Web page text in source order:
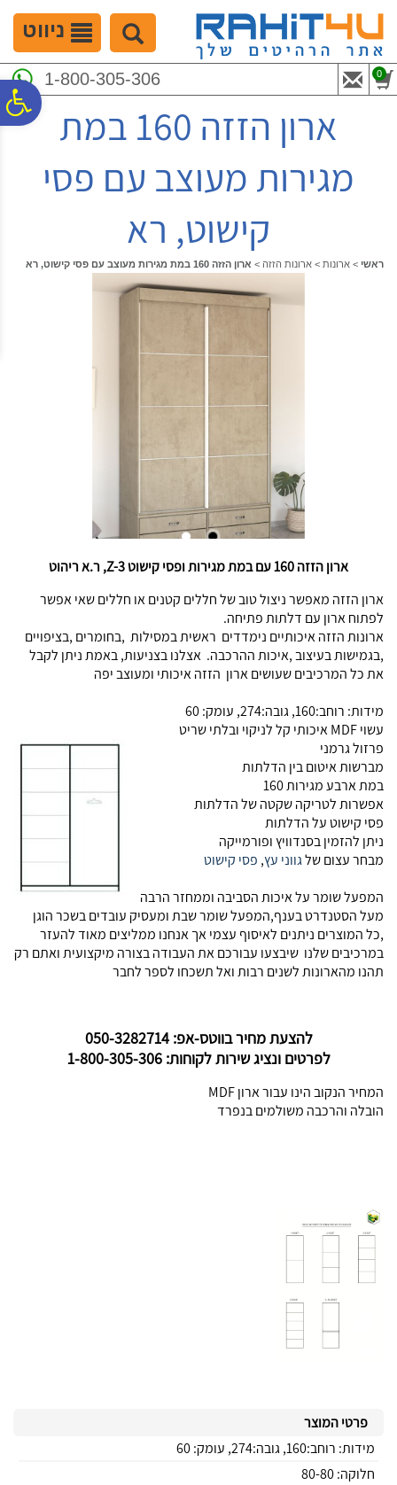
נגישות
המרכזי
ניווט
1-800-305-306 0
ארון הזזה 160 במת
מגירות מעוצב עם פסי
קישוט, רא
ראשי > ארונות > ארונות הזזה > ארון הזזה 160 במת מגירות מעוצב עם פסי קישוט, רא
ארון הזזה 160 עם במת מגירות ופסי קישוט Z-3, ר.א ריהוט
ארון הזזה מאפשר ניצול טוב של חללים קטנים או חללים שאי אפשר
לפתוח ארון עם דלתות פתיחה.
ארונות הזזה איכותיים נימדדים ראשית במסילות ,בחומרים ,בציפויים
,בגמישות בעיצוב ,איכות ההרכבה. אצלנו בצניעות, באמת ניתן לקבל
את כל המרכיבים שעושים ארון הזזה איכותי ומעוצב יפה
מידות: רוחב:160, גובה:274, עומק: 60
עשוי MDF איכותי קל לניקוי ובלתי שריט
פרזול גרמני
מברשות איטום בין הדלתות
במת ארבע מגירות 160
אפשרות לטריקה שקטה של הדלתות
פסי קישוט על הדלתות
ניתן להזמין בסנדוויץ ופורמייקה
מבחר עצום שלגווני עץ, פסי קישוט
המפעל שומר על איכות הסביבה וממחזר הרבה
מעל הסטנדרט בענף,המפעל שומר שבת ומעסיק עובדים בשכר הוגן
,כל המוצרים ניתנים לאיסוף עצמי אך אנחנו ממליצים מאוד להעזר
במרכיבים שלנו שיבצעו עבורכם את העבודה בצורה מיקצועית ואתם רק
תהנו מהארונות לשנים רבות ואל תשכחו לספר לחבר
להצעת מחיר בווטס-אפ: 050-3282714
לפרטים ונציג שירות לקוחות: 1-800-305-306
המחיר הנקוב הינו עבור ארון MDF
הובלה והרכבה משולמים בנפרד
פרטי המוצר
מידות: רוחב:160, גובה:274, עומק: 60
חלוקה: 80-80